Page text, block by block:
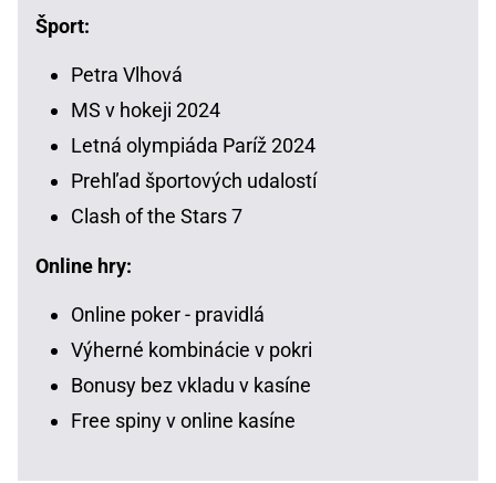
Šport:
Petra Vlhová
MS v hokeji 2024
Letná olympiáda Paríž 2024
Prehľad športových udalostí
Clash of the Stars 7
Online hry:
Online poker - pravidlá
Výherné kombinácie v pokri
Bonusy bez vkladu v kasíne
Free spiny v online kasíne